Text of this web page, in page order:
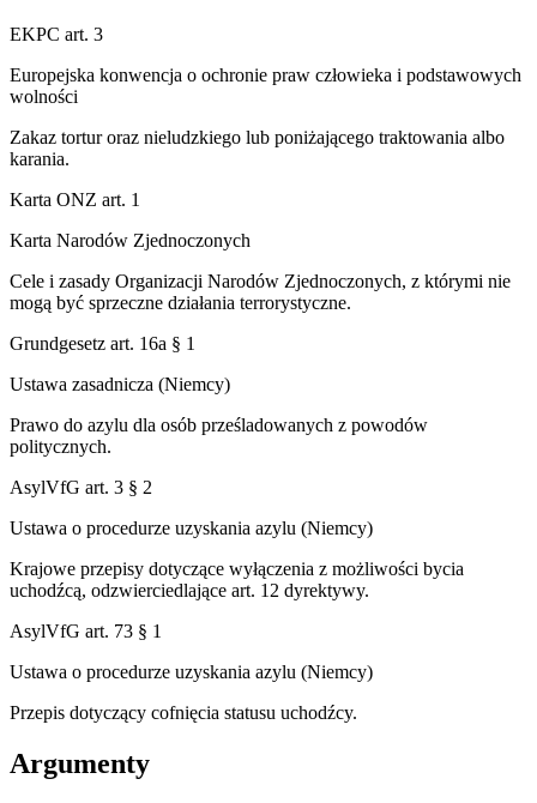
EKPC art. 3
Europejska konwencja o ochronie praw człowieka i podstawowych
wolności
Zakaz tortur oraz nieludzkiego lub poniżającego traktowania albo
karania.
Karta ONZ art. 1
Karta Narodów Zjednoczonych
Cele i zasady Organizacji Narodów Zjednoczonych, z którymi nie
mogą być sprzeczne działania terrorystyczne.
Grundgesetz art. 16a § 1
Ustawa zasadnicza (Niemcy)
Prawo do azylu dla osób prześladowanych z powodów
politycznych.
AsylVfG art. 3 § 2
Ustawa o procedurze uzyskania azylu (Niemcy)
Krajowe przepisy dotyczące wyłączenia z możliwości bycia
uchodźcą, odzwierciedlające art. 12 dyrektywy.
AsylVfG art. 73 § 1
Ustawa o procedurze uzyskania azylu (Niemcy)
Przepis dotyczący cofnięcia statusu uchodźcy.
Argumenty